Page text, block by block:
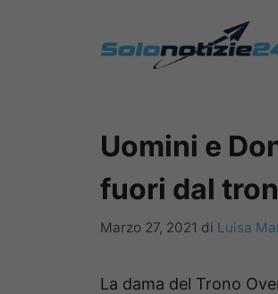
Uomini e
fuori dal
Marzo 27, 2021 di Luisa
La dama del Trono